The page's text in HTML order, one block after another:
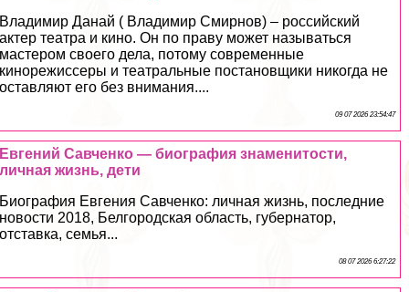
Владимир Данай ( Владимир Смирнов) – российский
актер театра и кино. Он по праву может называться
мастером своего дела, потому современные
кинорежиссеры и театральные постановщики никогда не
оставляют его без внимания....
09 07 2026 23:54:47
Евгений Савченко — биография знаменитости,
личная жизнь, дети
Биография Евгения Савченко: личная жизнь, последние
новости 2018, Белгородская область, губернатор,
отставка, семья...
08 07 2026 6:27:22